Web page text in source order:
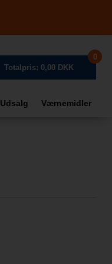
Totalpris: 0,00 DKK
0
Udsalg Værnemidler